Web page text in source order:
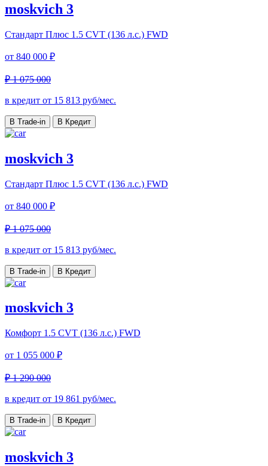
moskvich 3
Стандарт Плюс 1.5 CVT (136 л.с.) FWD
от 840 000 ₽
₽ 1 075 000
в кредит от 15 813 руб/мес.
В Trade-in В Кредит
moskvich 3
Стандарт Плюс 1.5 CVT (136 л.с.) FWD
от 840 000 ₽
₽ 1 075 000
в кредит от 15 813 руб/мес.
В Trade-in В Кредит
moskvich 3
Комфорт 1.5 CVT (136 л.с.) FWD
от 1 055 000 ₽
₽ 1 290 000
в кредит от 19 861 руб/мес.
В Trade-in В Кредит
moskvich 3